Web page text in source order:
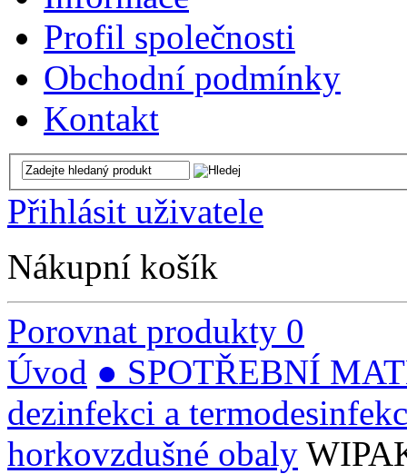
Profil společnosti
Obchodní podmínky
Kontakt
Přihlásit uživatele
Nákupní košík
Porovnat produkty 0
Úvod ● SPOTŘEBNÍ
dezinfekci a
horkovzdušné obaly